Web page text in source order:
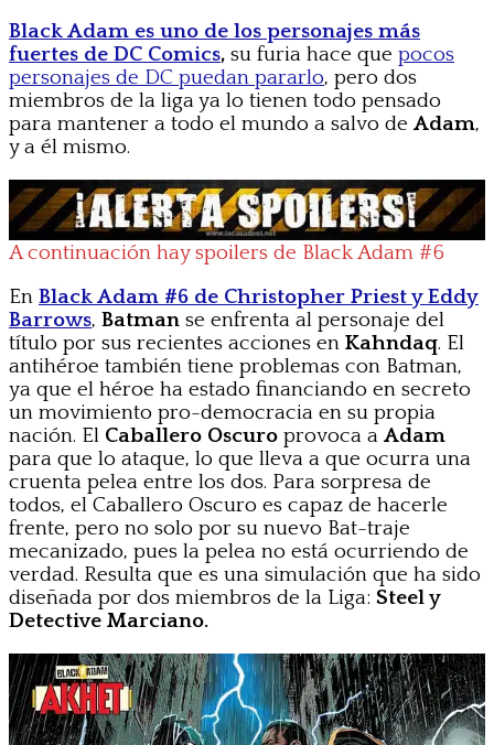
Black Adam es uno de los personajes más
fuertes de DC Comics, su furia hace que pocos
personajes de DC puedan pararlo, pero dos
miembros de la liga ya lo tienen todo pensado
para mantener a todo el mundo a salvo de Adam,
y a él mismo.
A continuación hay spoilers de Black Adam #6
En Black Adam #6 de Christopher Priest y Eddy
Barrows, Batman se enfrenta al personaje del
título por sus recientes acciones en Kahndaq. El
antihéroe también tiene problemas con Batman,
ya que el héroe ha estado financiando en secreto
un movimiento pro-democracia en su propia
nación. El Caballero Oscuro provoca a Adam
para que lo ataque, lo que lleva a que ocurra una
cruenta pelea entre los dos. Para sorpresa de
todos, el Caballero Oscuro es capaz de hacerle
frente, pero no solo por su nuevo Bat-traje
mecanizado, pues la pelea no está ocurriendo de
verdad. Resulta que es una simulación que ha sido
diseñada por dos miembros de la Liga: Steel y
Detective Marciano.